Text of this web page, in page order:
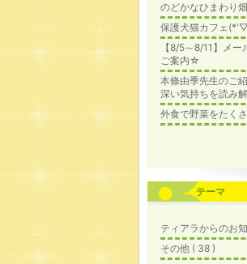
のどかなひまわり畑
保護犬猫カフェ
【8/5～8/11】メ
ご案内☆
本條由季先生のご
深い気持ちを読み解
外食で野菜をたく
テーマ
ティアラからのお
その他 ( 38 )